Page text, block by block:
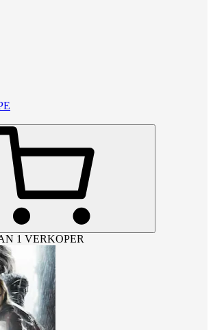
1 VERKOPER